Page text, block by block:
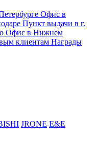
Офис в
Пункт выдачи в г.
Офис в Нижнем
клиентам Награды
JRONE E&E